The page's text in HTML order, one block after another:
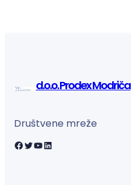
d.o.o. Prodex Modriča
Društvene mreže
Facebook Twitter YouTube LinkedIn